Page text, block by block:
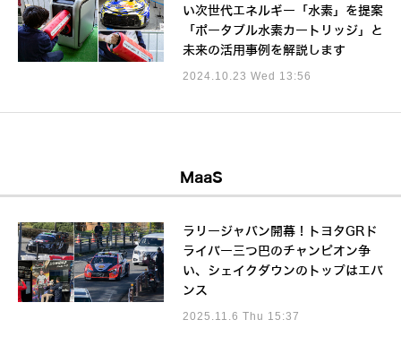
い次世代エネルギー「水素」を提案
「ポータブル水素カートリッジ」と
未来の活用事例を解説します
2024.10.23 Wed 13:56
MaaS
ラリージャパン開幕！トヨタGRド
ライバー三つ巴のチャンピオン争
い、シェイクダウンのトップはエバ
ンス
2025.11.6 Thu 15:37